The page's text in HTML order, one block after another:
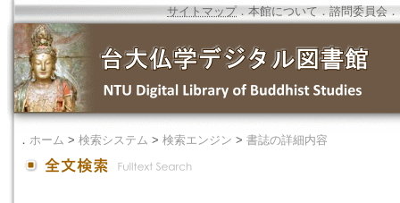
サイトマップ．本館について ． 諮問委員会 ．
． ホーム > 検索システム > 検索エンジン > 書誌の詳細内容